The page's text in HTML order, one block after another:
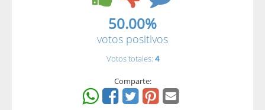
50.00%
votos positivos
Votos totales: 4
Comparte: